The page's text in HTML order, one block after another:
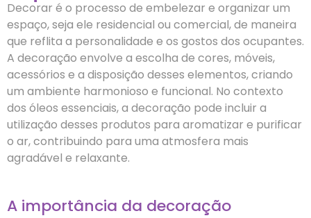
Decorar é o processo de embelezar e organizar um
espaço, seja ele residencial ou comercial, de maneira
que reflita a personalidade e os gostos dos ocupantes.
A decoração envolve a escolha de cores, móveis,
acessórios e a disposição desses elementos, criando
um ambiente harmonioso e funcional. No contexto
dos óleos essenciais, a decoração pode incluir a
utilização desses produtos para aromatizar e purificar
o ar, contribuindo para uma atmosfera mais
agradável e relaxante.
A importância da decoração